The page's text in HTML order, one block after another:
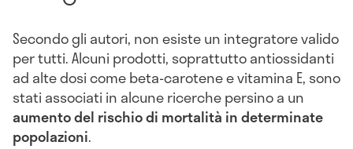
Secondo gli autori, non esiste un integratore valido
per tutti. Alcuni prodotti, soprattutto antiossidanti
ad alte dosi come beta-carotene e vitamina E, sono
stati associati in alcune ricerche persino a un
aumento del rischio di mortalità in determinate
popolazioni.